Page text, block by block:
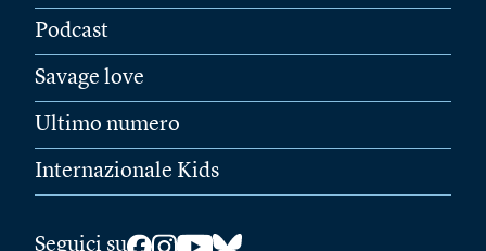
Podcast
Savage love
Ultimo numero
Internazionale Kids
Seguici su